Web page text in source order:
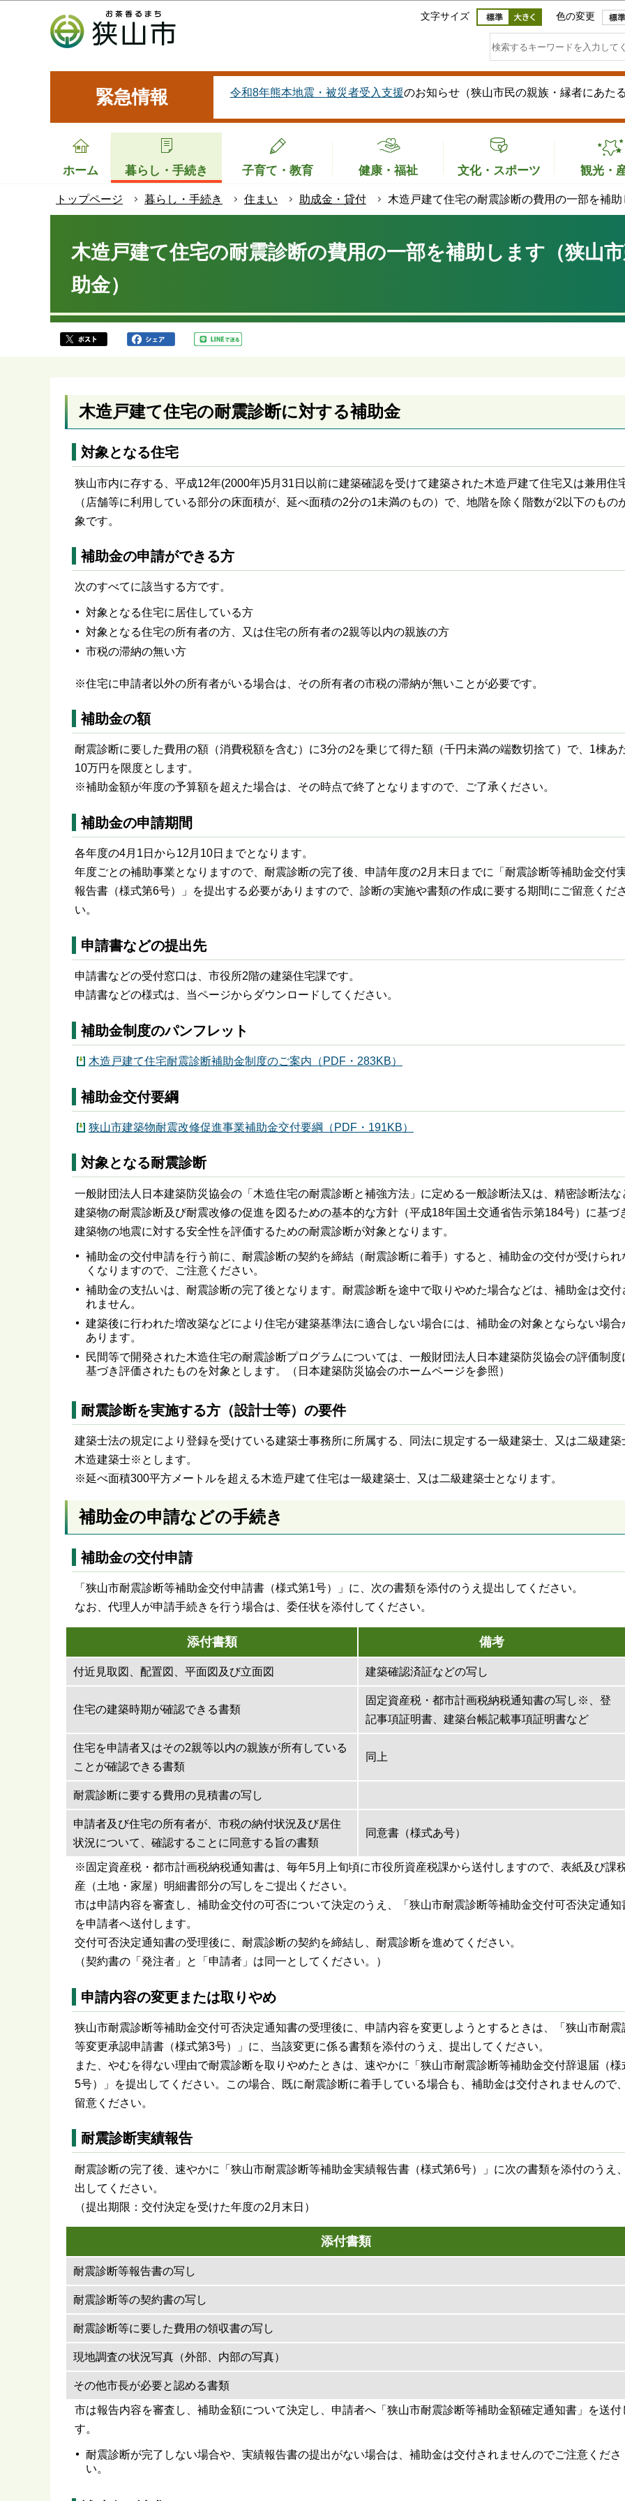
このページの本文へ移動
文字サイズ 色の変更
緊急情報 令和8年熊本地震・被災者受入支援のお知らせ（狭山市民の親族・縁者にあた
ホーム 暮らし・手続き 子育て・教育 健康・福祉 文化・スポーツ 観光・
トップページ 暮らし・手続き 住まい 助成金・貸付 木造戸建て住宅の耐震診断の費用の一部を補
木造戸建て住宅の耐震診断の費用の一部を補助します（狭山
助金）
木造戸建て住宅の耐震診断に対する補助金
対象となる住宅
狭山市内に存する、平成12年(2000年)5月31日以前に建築確認を受けて建築された木造戸建て住宅又は兼用住
（店舗等に利用している部分の床面積が、延べ面積の2分の1未満のもの）で、地階を除く階数が2以下のもの
象です。
補助金の申請ができる方
次のすべてに該当する方です。
対象となる住宅に居住している方
対象となる住宅の所有者の方、又は住宅の所有者の2親等以内の親族の方
市税の滞納の無い方
※住宅に申請者以外の所有者がいる場合は、その所有者の市税の滞納が無いことが必要です。
補助金の額
耐震診断に要した費用の額（消費税額を含む）に3分の2を乗じて得た額（千円未満の端数切捨て）で、1棟あ
10万円を限度とします。
※補助金額が年度の予算額を超えた場合は、その時点で終了となりますので、ご了承ください。
補助金の申請期間
各年度の4月1日から12月10日までとなります。
年度ごとの補助事業となりますので、耐震診断の完了後、申請年度の2月末日までに「耐震診断等補助金交付
報告書（様式第6号）」を提出する必要がありますので、診断の実施や書類の作成に要する期間にご留意くだ
い。
申請書などの提出先
申請書などの受付窓口は、市役所2階の建築住宅課です。
申請書などの様式は、当ページからダウンロードしてください。
補助金制度のパンフレット
木造戸建て住宅耐震診断補助金制度のご案内（PDF・283KB）
補助金交付要綱
狭山市建築物耐震改修促進事業補助金交付要綱（PDF・191KB）
対象となる耐震診断
一般財団法人日本建築防災協会の「木造住宅の耐震診断と補強方法」に定める一般診断法又は、精密診断法な
建築物の耐震診断及び耐震改修の促進を図るための基本的な方針（平成18年国土交通省告示第184号）に基づ
建築物の地震に対する安全性を評価するための耐震診断が対象となります。
補助金の交付申請を行う前に、耐震診断の契約を締結（耐震診断に着手）すると、補助金の交付が受けられ
くなりますので、ご注意ください。
補助金の支払いは、耐震診断の完了後となります。耐震診断を途中で取りやめた場合などは、補助金は交付
れません。
建築後に行われた増改築などにより住宅が建築基準法に適合しない場合には、補助金の対象とならない場合
あります。
民間等で開発された木造住宅の耐震診断プログラムについては、一般財団法人日本建築防災協会の評価制度
基づき評価されたものを対象とします。（日本建築防災協会のホームページを参照）
耐震診断を実施する方（設計士等）の要件
建築士法の規定により登録を受けている建築士事務所に所属する、同法に規定する一級建築士、又は二級建築
木造建築士※とします。
※延べ面積300平方メートルを超える木造戸建て住宅は一級建築士、又は二級建築士となります。
補助金の申請などの手続き
補助金の交付申請
「狭山市耐震診断等補助金交付申請書（様式第1号）」に、次の書類を添付のうえ提出してください。
なお、代理人が申請手続きを行う場合は、委任状を添付してください。
添付書類 備考
付近見取図、配置図、平面図及び立面図 建築確認済証などの写し
住宅の建築時期が確認できる書類
固定資産税・都市計画税納税通知書の写し※、登
記事項証明書、建築台帳記載事項証明書など
住宅を申請者又はその2親等以内の親族が所有している
ことが確認できる書類
同上
耐震診断に要する費用の見積書の写し
申請者及び住宅の所有者が、市税の納付状況及び居住
状況について、確認することに同意する旨の書類
同意書（様式あ号）
※固定資産税・都市計画税納税通知書は、毎年5月上旬頃に市役所資産税課から送付しますので、表紙及び課
産（土地・家屋）明細書部分の写しをご提出ください。
市は申請内容を審査し、補助金交付の可否について決定のうえ、「狭山市耐震診断等補助金交付可否決定通知
を申請者へ送付します。
交付可否決定通知書の受理後に、耐震診断の契約を締結し、耐震診断を進めてください。
（契約書の「発注者」と「申請者」は同一としてください。）
申請内容の変更または取りやめ
狭山市耐震診断等補助金交付可否決定通知書の受理後に、申請内容を変更しようとするときは、「狭山市耐震
等変更承認申請書（様式第3号）」に、当該変更に係る書類を添付のうえ、提出してください。
また、やむを得ない理由で耐震診断を取りやめたときは、速やかに「狭山市耐震診断等補助金交付辞退届（様
5号）」を提出してください。この場合、既に耐震診断に着手している場合も、補助金は交付されませんので
留意ください。
耐震診断実績報告
耐震診断の完了後、速やかに「狭山市耐震診断等補助金実績報告書（様式第6号）」に次の書類を添付のうえ
出してください。
（提出期限：交付決定を受けた年度の2月末日）
添付書類
耐震診断等報告書の写し
耐震診断等の契約書の写し
耐震診断等に要した費用の領収書の写し
現地調査の状況写真（外部、内部の写真）
その他市長が必要と認める書類
市は報告内容を審査し、補助金額について決定し、申請者へ「狭山市耐震診断等補助金額確定通知書」を送付
す。
耐震診断が完了しない場合や、実績報告書の提出がない場合は、補助金は交付されませんのでご注意くださ
い。